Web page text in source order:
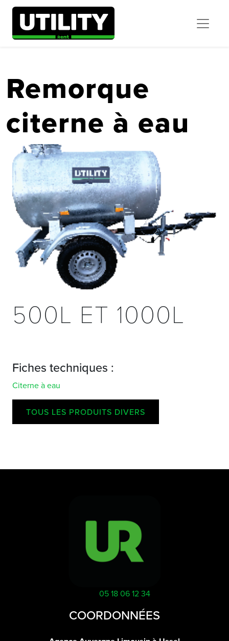
Remorque
citerne à eau
500L ET 1000L
Fiches techniques :
Citerne à eau
TOUS LES PRODUITS DIVERS
05 18 06 12 34
COORDONNÉES